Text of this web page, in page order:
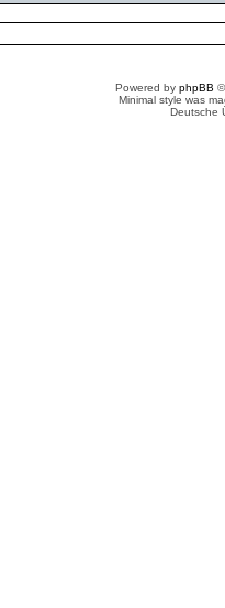
Powered by phpBB
Minimal style was
Deutsche